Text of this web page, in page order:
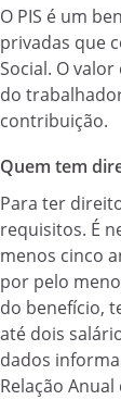
O PIS é um
privadas que
Social. O
do
contribuição.
Quem tem
Para ter
requisitos. É
menos cinco
por pelo
do benefício,
até dois
dados
Relação Anual